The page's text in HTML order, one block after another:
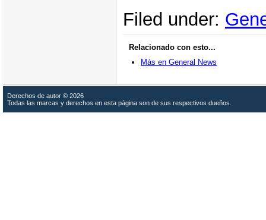
Filed under:
Relacionado con esto...
Más en General News
Derechos de autor © 2026
Todas las marcas y derechos en esta página son de sus respectivos dueños.